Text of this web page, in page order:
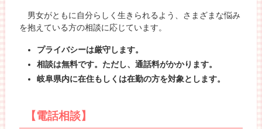
男女がともに自分らしく生きられるよう、さまざまな悩み
を抱えている方の相談に応じています。
プライバシーは厳守します。
相談は無料です。ただし、通話料がかかります。
岐阜県内に在住もしくは在勤の方を対象とします。
【電話相談】